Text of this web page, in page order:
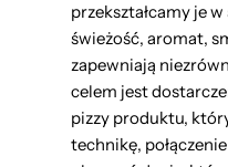
przekształcamy je
świeżość, aromat,
zapewniają
celem jest
pizzy produktu,
technikę,